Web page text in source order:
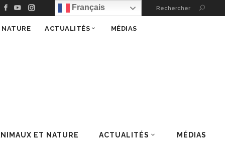
Français Rechercher
ET NATURE ACTUALITÉS MÉDIAS
ACTUALITÉS MÉDIAS